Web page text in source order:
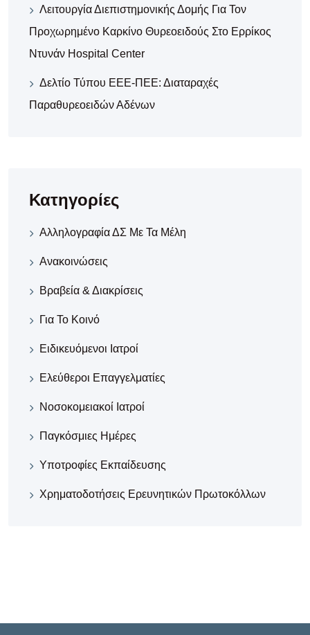
Λειτουργία Διεπιστημονικής Δομής Για Τον
Προχωρημένο Καρκίνο Θυρεοειδούς Στο Ερρίκος
Ντυνάν Hospital Center
Δελτίο Τύπου ΕΕΕ-ΠΕΕ: Διαταραχές
Παραθυρεοειδών Αδένων
Κατηγορίες
Αλληλογραφία ΔΣ Με Τα Μέλη
Ανακοινώσεις
Βραβεία & Διακρίσεις
Για Το Κοινό
Ειδικευόμενοι Ιατροί
Ελεύθεροι Επαγγελματίες
Νοσοκομειακοί Iατροί
Παγκόσμιες Ημέρες
Υποτροφίες Εκπαίδευσης
Χρηματοδοτήσεις Ερευνητικών Πρωτοκόλλων